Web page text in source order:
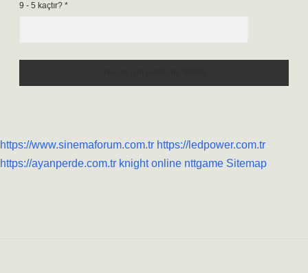
9 - 5 kaçtır? *
https://www.sinemaforum.com.tr https://ledpower.com.tr
https://ayanperde.com.tr knight online nttgame Sitemap